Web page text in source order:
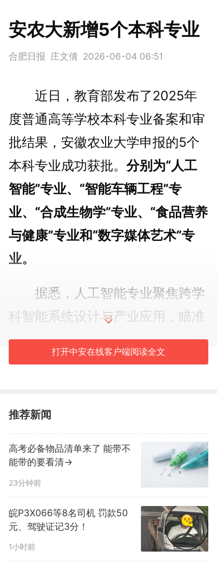
安农大新增5个本科专业
合肥日报 庄文倩 2026-06-04 06:51
近日，教育部发布了2025年
度普通高等学校本科专业备案和审
批结果，安徽农业大学申报的5个
本科专业成功获批。 分别为“人工
智能”专业、“智能车辆工程”专
业、“合成生物学”专业、“食品营养
与健康”专业和“数字媒体艺术”专
业。
据悉，人工智能专业聚焦跨学
科智能系统设计与产业应用，瞄准
自主无人系统、具身智能等国家重
大战略前沿方向，突出“AI+行业场
同设计能力的复合型人才。
智能车辆工程专业是车辆工程
的发展升格，本专业立足地方汽车
产业发展，努力培养在汽车、无人
驾驶、人工智能等多领域的企事业
单位或者科研院所从事智能车辆领
域相关的设计制造、技术测试与评
打开中安在线客户端阅读全文
推荐新闻
高考必备物品清单来了 能带不
能带的要看清→
23分钟前
皖P3X066等8名司机 罚款50
元、驾驶证记3分！
1小时前